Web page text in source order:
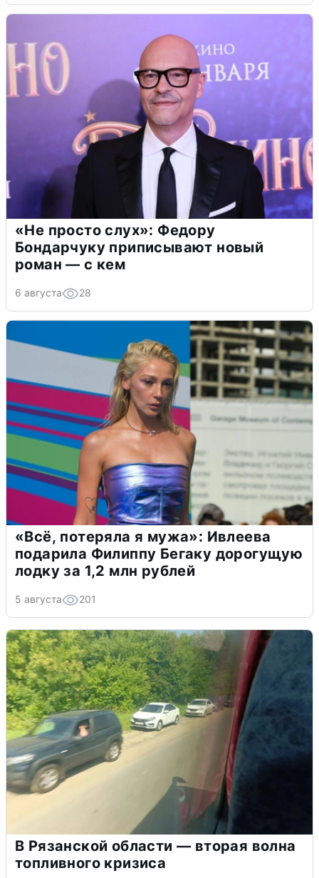
«Не просто слух»: Федору
Бондарчуку приписывают новый
роман — с кем
6 августа 28
«Всё, потеряла я мужа»: Ивлеева
подарила Филиппу Бегаку дорогущую
лодку за 1,2 млн рублей
5 августа 201
В Рязанской области — вторая волна
топливного кризиса